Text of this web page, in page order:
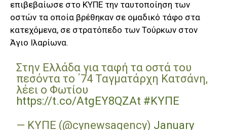
επιβεβαίωσε στο ΚΥΠΕ την ταυτοποίηση των
οστών τα οποία βρέθηκαν σε ομαδικό τάφο στα
κατεχόμενα, σε στρατόπεδο των Τούρκων στον
Άγιο Ιλαρίωνα.
Στην Ελλάδα για ταφή τα οστά του
πεσόντα το ΄74 Ταγματάρχη Κατσάνη,
λέει ο Φωτίου
https://t.co/AtgEY8QZAt #ΚΥΠΕ
— ΚΥΠΕ (@cynewsagency) January